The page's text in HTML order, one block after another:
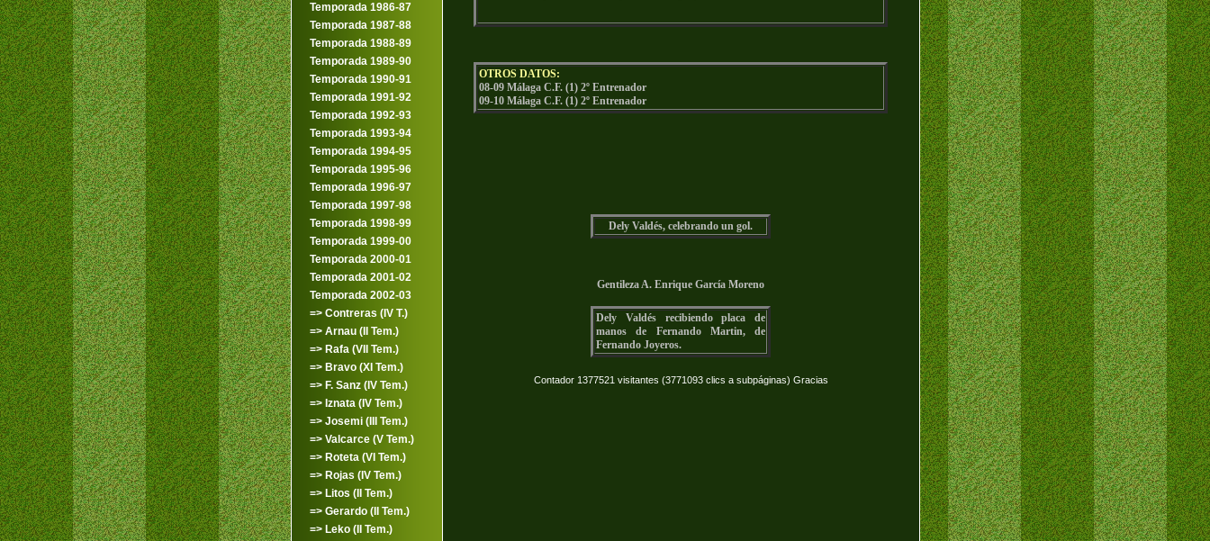
Temporada 1986-87
Temporada 1987-88
Temporada 1988-89
Temporada 1989-90
Temporada 1990-91
Temporada 1991-92
Temporada 1992-93
Temporada 1993-94
Temporada 1994-95
Temporada 1995-96
Temporada 1996-97
Temporada 1997-98
Temporada 1998-99
Temporada 1999-00
Temporada 2000-01
Temporada 2001-02
Temporada 2002-03
=> Contreras (IV T.)
=> Arnau (II Tem.)
=> Rafa (VII Tem.)
=> Bravo (XI Tem.)
=> F. Sanz (IV Tem.)
=> Iznata (IV Tem.)
=> Josemi (III Tem.)
=> Valcarce (V Tem.)
=> Roteta (VI Tem.)
=> Rojas (IV Tem.)
=> Litos (II Tem.)
=> Gerardo (II Tem.)
=> Leko (II Tem.)
OTROS DATOS:
08-09 Málaga C.F. (1) 2º Entrenador
09-10 Málaga C.F. (1) 2º Entrenador
Dely Valdés, celebrando un gol.
Gentileza A. Enrique García Moreno
Dely Valdés recibiendo placa de
manos de Fernando Martin, de
Fernando Joyeros.
Contador 1377521 visitantes (3771093 clics a subpáginas) Gracias